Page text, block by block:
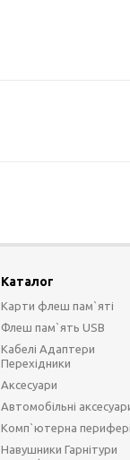
Каталог
Карти флеш пам`яті
Флеш пам`ять USB
Кабелі Адаптери
Перехідники
Аксесуари
Автомобільні
Комп`ютерна
Навушники Гарнітури